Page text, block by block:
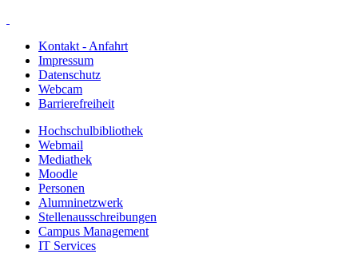
Kontakt - Anfahrt
Impressum
Datenschutz
Webcam
Barrierefreiheit
Hochschulbibliothek
Webmail
Mediathek
Moodle
Personen
Alumninetzwerk
Stellenausschreibungen
Campus Management
IT Services